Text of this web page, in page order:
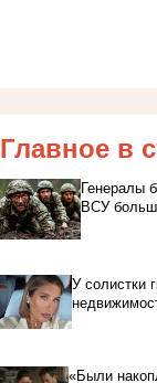
Главное в
Генералы
ВСУ
У солистки
«Были